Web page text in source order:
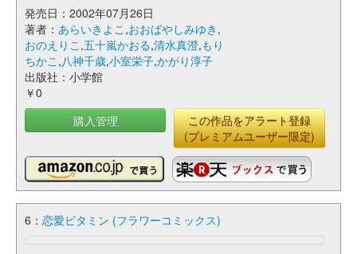
発売日：2002年07月26日
著者： あらいきよこ ,おおばやしみゆき ,
おのえりこ ,五十嵐かおる,清水真澄,もり
ちかこ ,八神千歳,小室栄子,かがり淳子
出版社：小学館
￥0
購入管理
この作品をアラート登録
(プレミアムユーザー限定)
6： 恋愛ビタミン (フラワーコミックス)